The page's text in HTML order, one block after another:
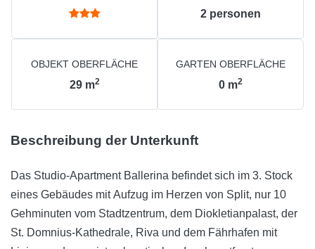
2 personen
OBJEKT OBERFLÄCHE
29 m2
GARTEN OBERFLÄCHE
0 m2
Beschreibung der Unterkunft
Das Studio-Apartment Ballerina befindet sich im 3. Stock
eines Gebäudes mit Aufzug im Herzen von Split, nur 10
Gehminuten vom Stadtzentrum, dem Diokletianpalast, der
St. Domnius-Kathedrale, Riva und dem Fährhafen mit